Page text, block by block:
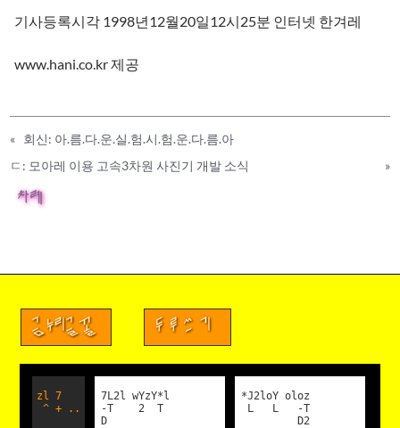
기사등록시각 1998년12월20일12시25분 인터넷 한겨레
www.hani.co.kr 제공
« 회신: 아.름.다.운.실.험.시.험.운.다.름.아
ㄷ: 모아레 이용 고속3차원 사진기 개발 소식
»
차례
금누리글꼴 두루쓰기
zl 7
^ + ..
7L2l wYzY*l
-T 2 T
D
*J2loY oloz
L L -T
D2